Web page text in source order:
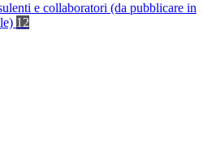
e collaboratori (da pubblicare in
12